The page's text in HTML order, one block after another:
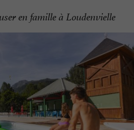
en famille à Loudenvielle